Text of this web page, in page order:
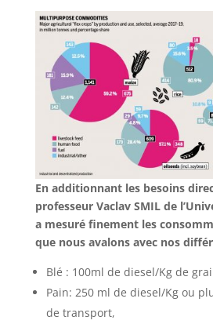
En additionnant les besoins
professeur Vaclav SMIL de
a mesuré finement les
que nous avalons avec nos
Blé : 100ml de diesel/Kg de
Pain: 250 ml de diesel/Kg ou
de transport,